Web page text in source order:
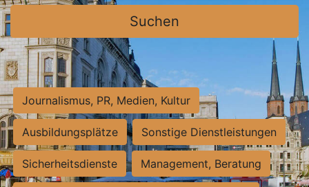
Suchen
Journalismus, PR, Medien, Kultur
Ausbildungsplätze Sonstige Dienstleistungen
Sicherheitsdienste Management, Beratung